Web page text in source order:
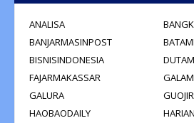
ANALISA
BANJARMASINPOST
BISNISINDONESIA
FAJARMAKASSAR
GALURA
HAOBAODAILY